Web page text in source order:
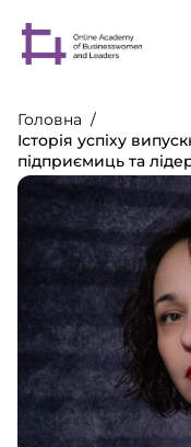
Головна
Історія успіху
підприємиць та